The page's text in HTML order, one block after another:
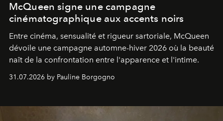
McQueen signe une campagne
cinématographique aux accents noirs
Entre cinéma, sensualité et rigueur sartoriale, McQueen
dévoile une campagne automne-hiver 2026 où la beauté
naît de la confrontation entre l'apparence et l'intime.
31.07.2026 by Pauline Borgogno